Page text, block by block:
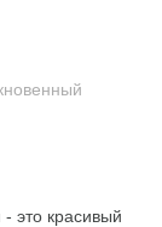
- это красивый